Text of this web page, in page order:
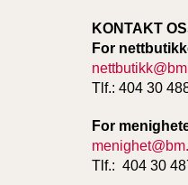
KONTAKT
For
Tlf.: 404 30
For
Tlf.: 404 30